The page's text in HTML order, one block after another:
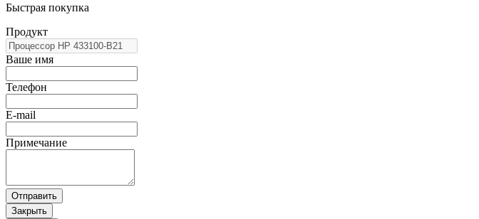
Быстрая покупка
Продукт
Ваше имя
Телефон
E-mail
Примечание
Отправить
Закрыть